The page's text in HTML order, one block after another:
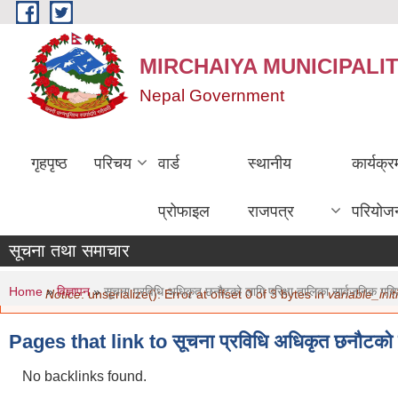
Skip to main content
MIRCHAIYA
Nepal Government
गृहपृष्ठ परिचय वार्ड
प्रोफाइल
स्थानीय
राजपत्र
सूचना तथा समाचार
Error message
Notice: unserialize(): Error at offset 0 of 3 bytes in
You are here
Home »विज्ञापन»सूचना प्रविधि अधिकृत छनौटको लागि परिक्षा तालिका सार्वजनिक
Pages that link to सूचना प्रविधि अधिकृत छनौटको
No backlinks found.